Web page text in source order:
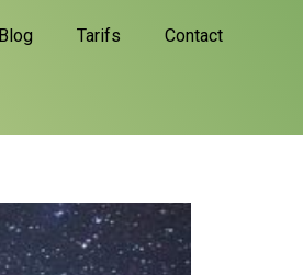
Blog Tarifs Contact